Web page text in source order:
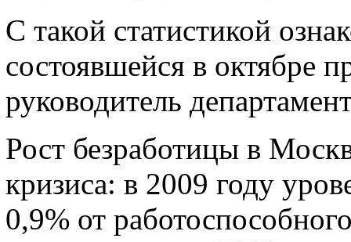
С такой статистикой
состоявшейся в октябре
руководитель
Рост безработицы в
кризиса: в 2009 году
0,9% от